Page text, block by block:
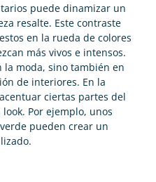
puede dinamizar un
resalte. Este contraste
en la rueda de colores
más vivos e intensos.
la moda, sino también en
de interiores. En la
ciertas partes del
Por ejemplo, unos
pueden crear un